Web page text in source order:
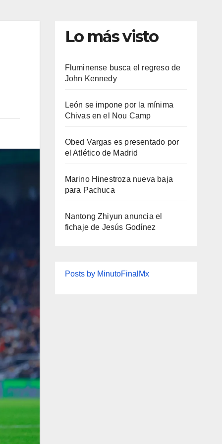
Lo más visto
Fluminense busca el regreso de
John Kennedy
León se impone por la mínima
Chivas en el Nou Camp
Obed Vargas es presentado por
el Atlético de Madrid
Marino Hinestroza nueva baja
para Pachuca
Nantong Zhiyun anuncia el
fichaje de Jesús Godínez
Posts by MinutoFinalMx